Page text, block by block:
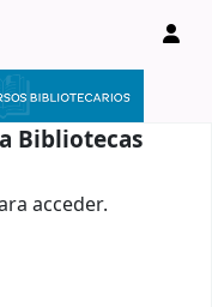
Bibliotecas
acceder.